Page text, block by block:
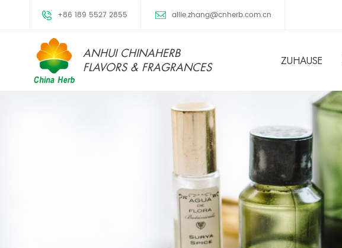
+86 189 5527 2855 allie.zhang@cnherb.com.cn
ANHUI CHINAHERB
FLAVORS & FRAGRANCES
ZUHAUSE